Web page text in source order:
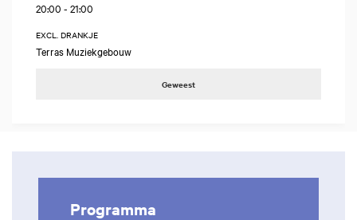
20:00 - 21:00
EXCL. DRANKJE
Terras Muziekgebouw
Geweest
Programma